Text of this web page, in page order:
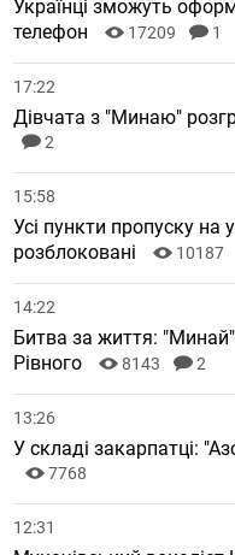
Українці зможуть
телефон
17209 1
17:22
Дівчата з "Минаю"
2
15:58
Усі пункти пропуску на
розблоковані
10187
14:22
Битва за життя:
Рівного
8143 2
13:26
У складі закарпатці:
7768
12:31